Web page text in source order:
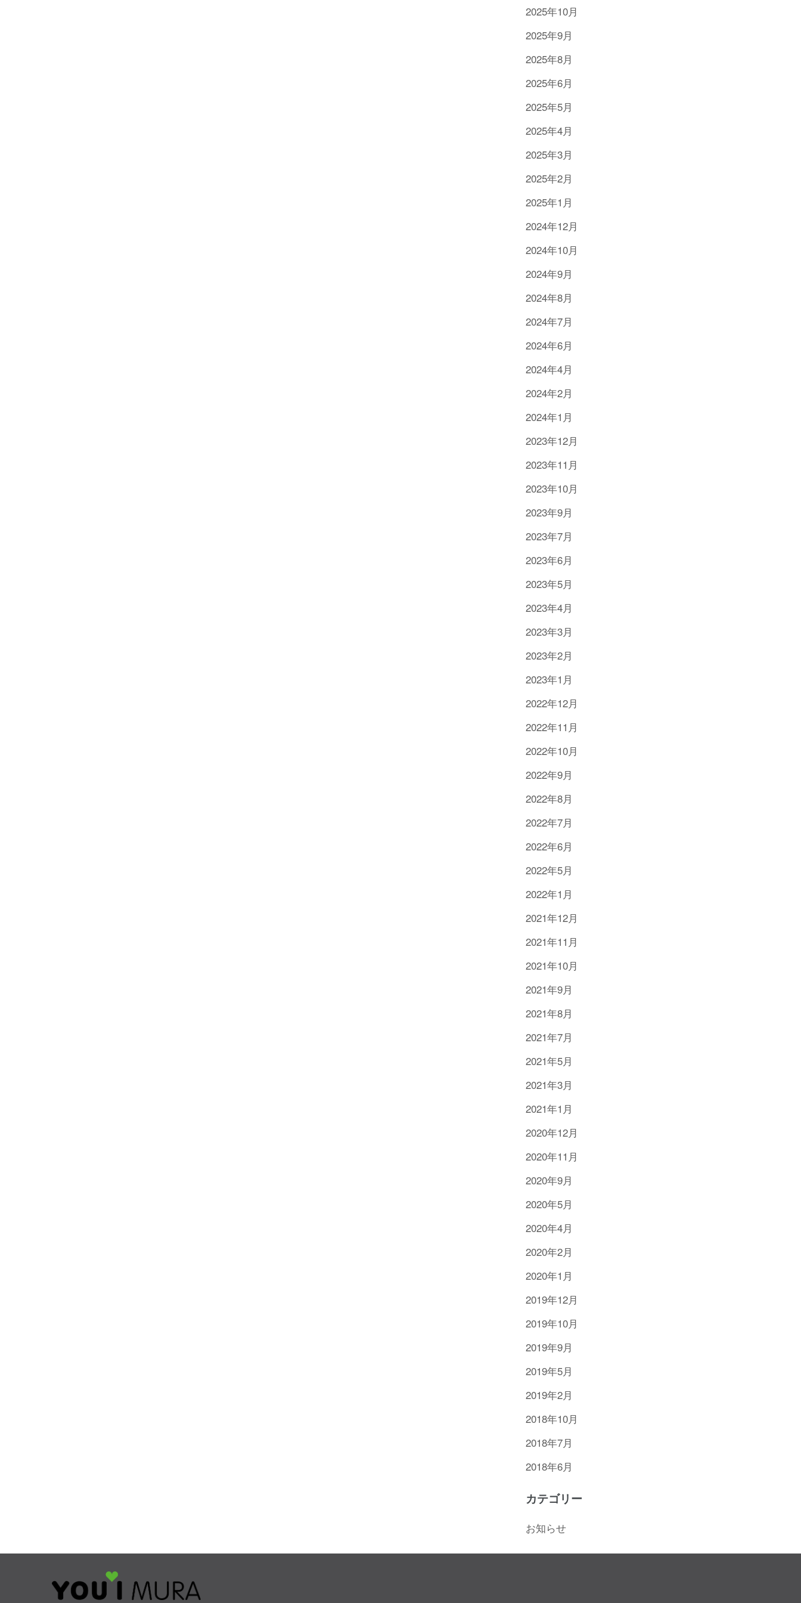
2025年10月
2025年9月
2025年8月
2025年6月
2025年5月
2025年4月
2025年3月
2025年2月
2025年1月
2024年12月
2024年10月
2024年9月
2024年8月
2024年7月
2024年6月
2024年4月
2024年2月
2024年1月
2023年12月
2023年11月
2023年10月
2023年9月
2023年7月
2023年6月
2023年5月
2023年4月
2023年3月
2023年2月
2023年1月
2022年12月
2022年11月
2022年10月
2022年9月
2022年8月
2022年7月
2022年6月
2022年5月
2022年1月
2021年12月
2021年11月
2021年10月
2021年9月
2021年8月
2021年7月
2021年5月
2021年3月
2021年1月
2020年12月
2020年11月
2020年9月
2020年5月
2020年4月
2020年2月
2020年1月
2019年12月
2019年10月
2019年9月
2019年5月
2019年2月
2018年10月
2018年7月
2018年6月
カテゴリー
お知らせ